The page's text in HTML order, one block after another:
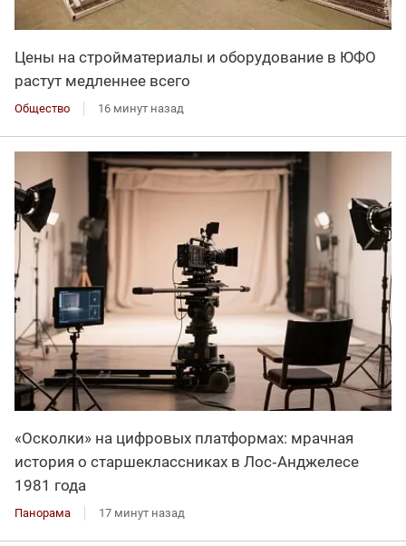
Цены на стройматериалы и оборудование в ЮФО
растут медленнее всего
Общество 16 минут назад
«Осколки» на цифровых платформах: мрачная
история о старшеклассниках в Лос‑Анджелесе
1981 года
Панорама 17 минут назад